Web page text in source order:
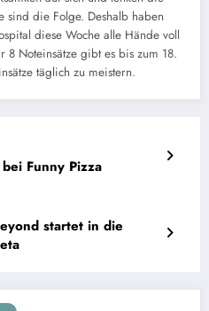
sind die Folge. Deshalb haben
diese Woche alle Hände voll
8 Noteinsätze gibt es bis zum 18.
täglich zu meistern.
Funny Pizza
startet in die